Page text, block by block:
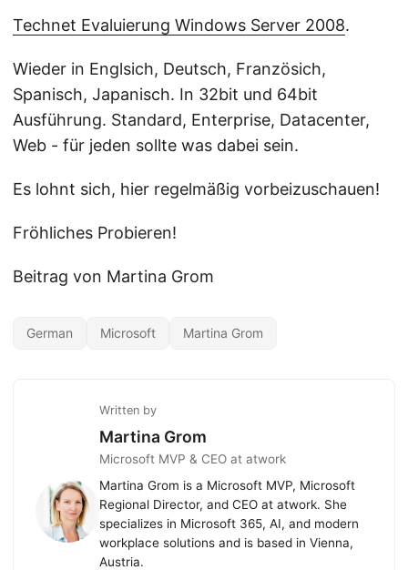
Technet Evaluierung Windows Server 2008.
Wieder in Englsich, Deutsch, Französich,
Spanisch, Japanisch. In 32bit und 64bit
Ausführung. Standard, Enterprise, Datacenter,
Web - für jeden sollte was dabei sein.
Es lohnt sich, hier regelmäßig vorbeizuschauen!
Fröhliches Probieren!
Beitrag von Martina Grom
German Microsoft Martina Grom
Written by
Martina Grom
Microsoft MVP & CEO at atwork
Martina Grom is a Microsoft MVP, Microsoft
Regional Director, and CEO at atwork. She
specializes in Microsoft 365, AI, and modern
workplace solutions and is based in Vienna,
Austria.